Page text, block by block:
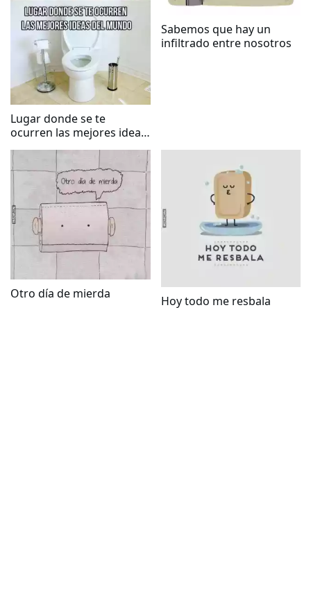
Lugar donde se te
ocurren las mejores ideas
del mundo
Sabemos que hay un
infiltrado entre nosotros
Otro día de mierda Hoy todo me resbala